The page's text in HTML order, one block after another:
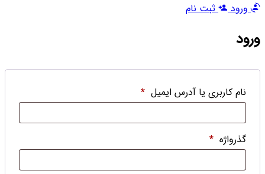
ورود
ثبت نام
ورود
نام کاربری یا آدرس ایمیل *
گذرواژه *